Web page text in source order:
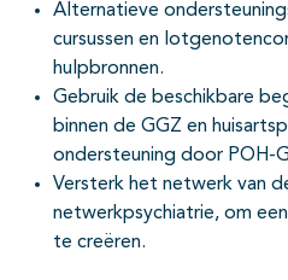
Alternatieve
cursussen en
hulpbronnen.
Gebruik de beschikbare
binnen de GGZ en
ondersteuning door POH-
Versterk het netwerk van
netwerkpsychiatrie, om
te creëren.